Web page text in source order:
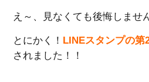
え～、見なくても後悔しませ
とにかく！ LINEスタンプの第
されました！！